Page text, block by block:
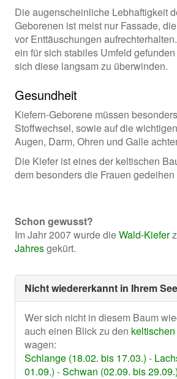
Die augenscheinliche Lebhaftigkeit
Geborenen ist meist nur Fassade,
vor Enttäuschungen
ein für sich stabiles Umfeld
sich diese langsam zu überwinden.
Gesundheit
Kiefern-Geborene müssen
Stoffwechsel, sowie auf die
Augen, Darm, Ohren und Galle
Die Kiefer ist eines der keltischen
dem besonders die Frauen
Schon gewusst?
Im Jahr 2007 wurde dieWald-Kiefer
Jahresgekürt.
Nicht wiedererkannt in Ihrem
Wer sich nicht in diesem Baum
auch einen Blick zu den
wagen:
Schlange (18.02. bis 17.03.) -
01.09.) -Schwan (02.09. bis 29.09.)